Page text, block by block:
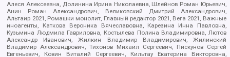
Алеся Алексеевна, Долинина Ирина Николаевна, Шлейнов Роман Юрьевич,
Анин Роман Александрович, Великовский Дмитрий Александрович,
Альтаир 2021, Ромашки монолит, Главный редактор 2021, Вега 2021, Важные
иноагенты, Каткова Вероника Вячеславовна, Карезина Инна Павловна,
Кузьмина Людмила Гавриловна, Костылева Полина Владимировна, Лютов
Александр Иванович, Жилкин Владимир Владимирович, Жилинский
Владимир Александрович, Тихонов Михаил Сергеевич, Пискунов Сергей
Евгеньевич, Ковин Виталий Сергеевич, Кильтау Екатерина Викторовна,